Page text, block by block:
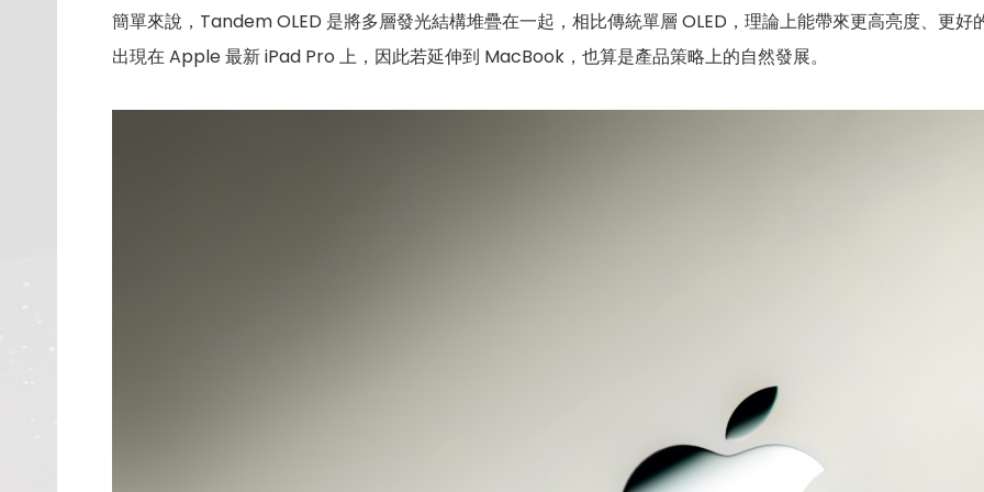
簡單來說，Tandem OLED 是將多層發光結構堆疊在一起，相比傳統單層 OLED，理論上能帶來更高亮度、更
出現在 Apple 最新 iPad Pro 上，因此若延伸到 MacBook，也算是產品策略上的自然發展。